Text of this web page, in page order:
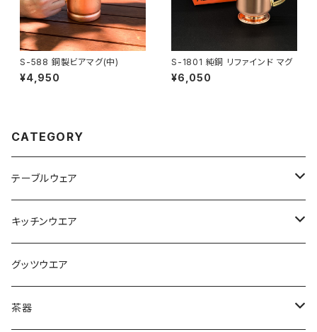
S-588 銅製ビアマグ(中)
¥4,950
S-1801 純銅 リファインド マグ
¥6,050
CATEGORY
テーブルウェア
マグカップ
タンブラー
その他
キッチンウエア
フライパン
なべ
グッツウエア
茶器